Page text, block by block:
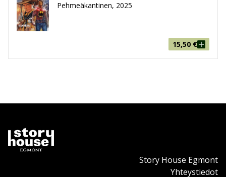
Pehmeäkantinen, 2025
15,50 €
Story House Egmont
Yhteystiedot